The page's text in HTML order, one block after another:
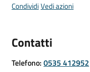
Vivere
Concordia
CondividiVedi azioni
Contatti
Telefono: 0535 412952